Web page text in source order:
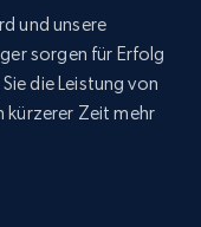
Initial
count, and
und unsere
sorgen für Erfolg
die Leistung von
kürzerer Zeit mehr